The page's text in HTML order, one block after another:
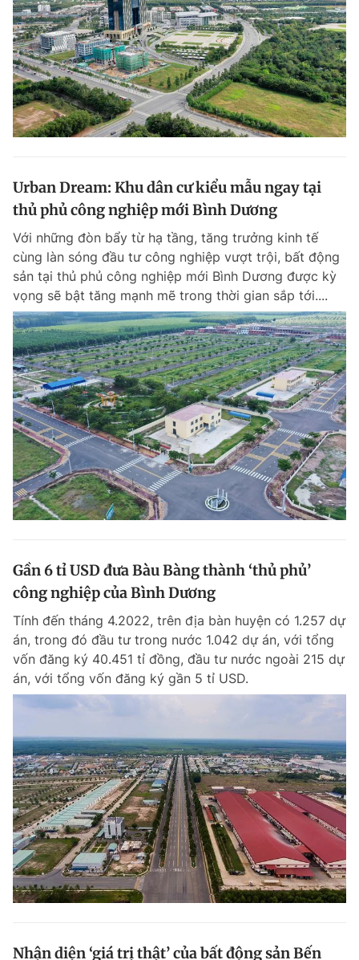
Urban Dream: Khu dân cư kiểu mẫu ngay tại
thủ phủ công nghiệp mới Bình Dương
Với những đòn bẩy từ hạ tầng, tăng trưởng kinh tế
cùng làn sóng đầu tư công nghiệp vượt trội, bất động
sản tại thủ phủ công nghiệp mới Bình Dương được kỳ
vọng sẽ bật tăng mạnh mẽ trong thời gian sắp tới....
Gần 6 tỉ USD đưa Bàu Bàng thành ‘thủ phủ’
công nghiệp của Bình Dương
Tính đến tháng 4.2022, trên địa bàn huyện có 1.257 dự
án, trong đó đầu tư trong nước 1.042 dự án, với tổng
vốn đăng ký 40.451 tỉ đồng, đầu tư nước ngoài 215 dự
án, với tổng vốn đăng ký gần 5 tỉ USD.
Nhận diện ‘giá trị thật’ của bất động sản Bến